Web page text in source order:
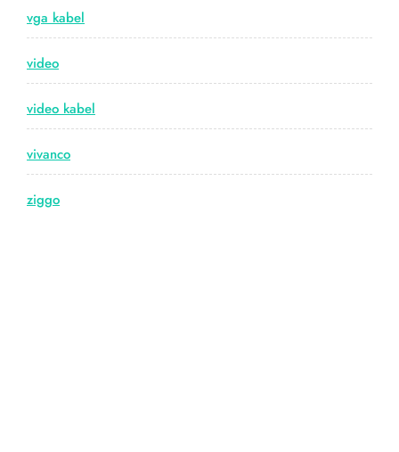
vga kabel
video
video kabel
vivanco
ziggo